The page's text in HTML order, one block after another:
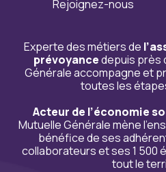
Rejoignez-nous
Experte des métiers de
prévoyancedepuis près
Générale accompagne et
toutes les
Acteur de l’économie
Mutuelle Générale mène
bénéfice de ses
collaborateurs et ses 1 500
tout le